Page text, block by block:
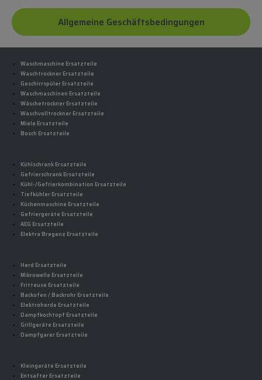
Allgemeine Geschäftsbedingungen
Waschmaschine Ersatzteile
Waschtrockner Ersatzteile
Geschirrspüler Ersatzteile
Waschmaschinen Ersatzteile
Wäschetrockner Ersatzteile
Waschvolltrockner Ersatzteile
Miele Ersatzteile
Bosch Ersatzteile
Kühlschrank Ersatzteile
Gefrierschrank Ersatzteile
Kühl-/Gefrierkombination Ersatzteile
Tiefkühler Ersatzteile
Küchenmaschine Ersatzteile
Gefriergeräte Ersatzteile
AEG Ersatzteile
Elektra Bregenz Ersatzteile
Herd Ersatzteile
Mikrowelle Ersatzteile
Fritteuse Ersatzteile
Backofen / Backrohr Ersatzteile
Elektroherde Ersatzteile
Dampfkochtopf Ersatzteile
Grillgeräte Ersatzteile
Dampfgarer Ersatzteile
Kleingeräte Ersatzteile
Entsafter Ersatzteile